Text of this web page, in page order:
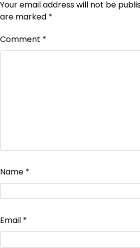
Your email address will not be
are marked *
Comment *
Name *
Email *